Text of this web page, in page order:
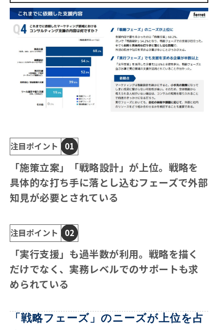
注目ポイント 01
「施策立案」「戦略設計」が上位。戦略を
具体的な打ち手に落とし込むフェーズで外部
知見が必要とされている
注目ポイント 02
「実行支援」も過半数が利用。戦略を描く
だけでなく、実務レベルでのサポートも求
められている
「戦略フェーズ」のニーズが上位を占